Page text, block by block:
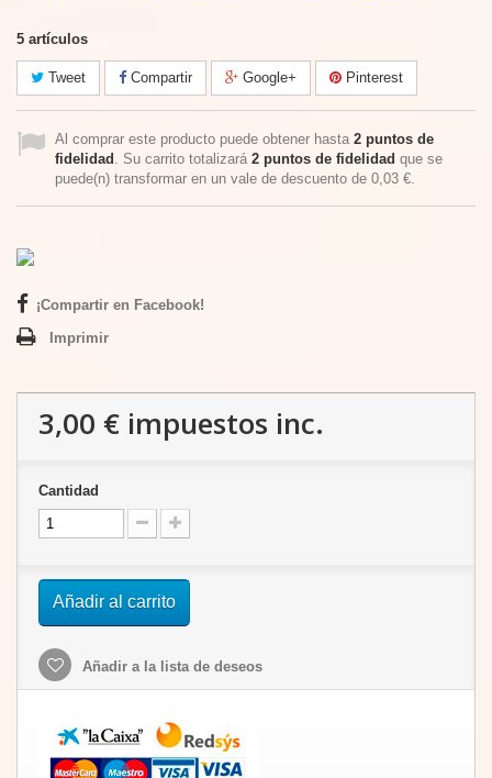
5 artículos
Tweet Compartir Google+ Pinterest
Al comprar este producto puede obtener hasta 2 puntos de
fidelidad . Su carrito totalizará 2 puntos de fidelidad que se
puede(n) transformar en un vale de descuento de 0,03 €.
¡Compartir en Facebook!
Imprimir
3,00 € impuestos inc.
Cantidad
Añadir al carrito
Añadir a la lista de deseos